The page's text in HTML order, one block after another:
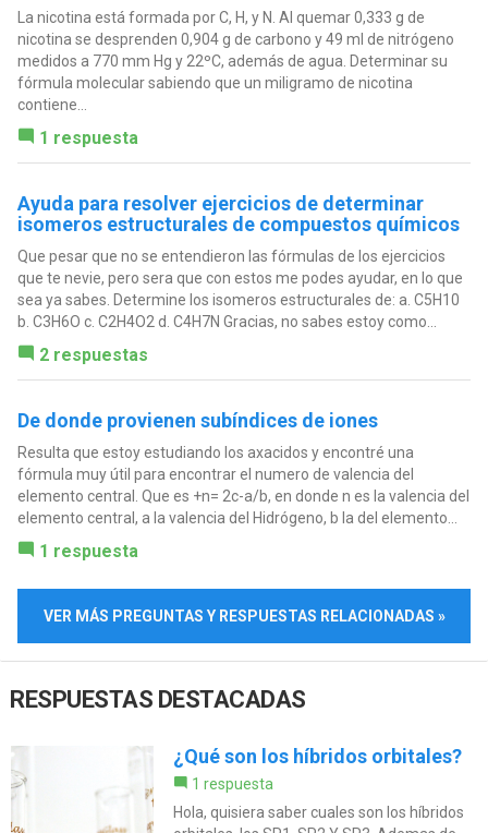
La nicotina está formada por C, H, y N. Al quemar 0,333 g de
nicotina se desprenden 0,904 g de carbono y 49 ml de nitrógeno
medidos a 770 mm Hg y 22ºC, además de agua. Determinar su
fórmula molecular sabiendo que un miligramo de nicotina
contiene...
1 respuesta
Ayuda para resolver ejercicios de determinar
isomeros estructurales de compuestos químicos
Que pesar que no se entendieron las fórmulas de los ejercicios
que te nevie, pero sera que con estos me podes ayudar, en lo que
sea ya sabes. Determine los isomeros estructurales de: a. C5H10
b. C3H6O c. C2H4O2 d. C4H7N Gracias, no sabes estoy como...
2 respuestas
De donde provienen subíndices de iones
Resulta que estoy estudiando los axacidos y encontré una
fórmula muy útil para encontrar el numero de valencia del
elemento central. Que es +n= 2c-a/b, en donde n es la valencia del
elemento central, a la valencia del Hidrógeno, b la del elemento...
1 respuesta
VER MÁS PREGUNTAS Y RESPUESTAS RELACIONADAS »
RESPUESTAS DESTACADAS
¿Qué son los híbridos orbitales?
1 respuesta
Hola, quisiera saber cuales son los híbridos